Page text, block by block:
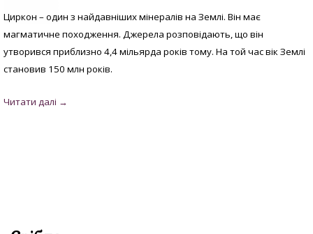
Циркон – один з найдавніших мінералів на Землі. Він має
магматичне походження. Джерела розповідають, що він
утворився приблизно 4,4 мільярда років тому. На той час вік Землі
становив 150 млн років.